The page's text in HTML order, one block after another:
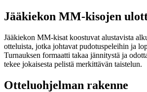
Jääkiekon MM-kisojen
Jääkiekon MM-kisat koostuvat alustavista
otteluista, jotka johtavat pudotuspeleihin ja
Turnauksen formaatti takaa jännitystä ja
tekee jokaisesta pelistä merkittävän taistelun.
Otteluohjelman rakenne